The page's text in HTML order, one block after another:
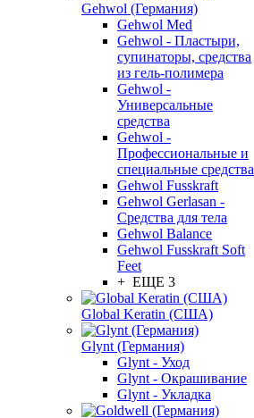
Gehwol (Германия)
Gehwol Med
Gehwol - Пластыри,
супинаторы, средства
из гель-полимера
Gehwol -
Универсальные
средства
Gehwol -
Профессиональные и
специальные средства
Gehwol Fusskraft
Gehwol Gerlasan -
Средства для тела
Gehwol Balance
Gehwol Fusskraft Soft
Feet
+ ЕЩЕ 3
Global Keratin (США)
Glynt (Германия)
Glynt - Уход
Glynt - Окрашивание
Glynt - Укладка